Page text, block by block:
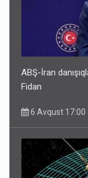
ABŞ-İran
Fidan
6 Avqust 17:00